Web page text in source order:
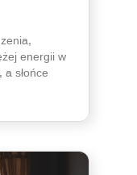
energii w
słońce